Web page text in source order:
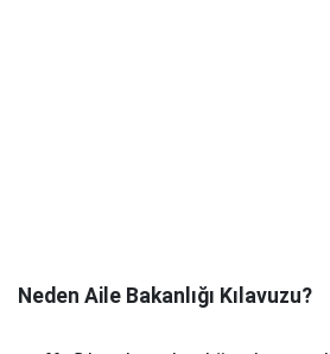
Neden Aile Bakanlığı Kılavuzu?